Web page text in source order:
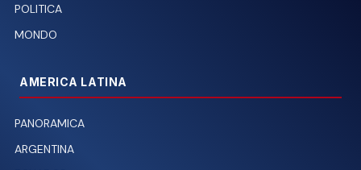
POLITICA
MONDO
AMERICA LATINA
PANORAMICA
ARGENTINA